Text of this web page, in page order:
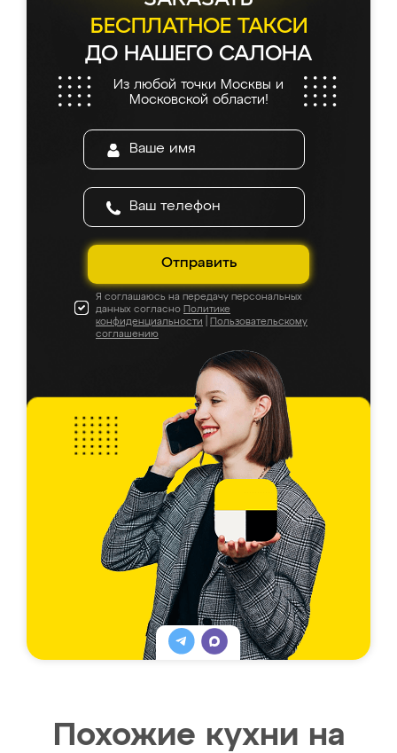
БЕСПЛАТНОЕ ТАКСИ
ДО НАШЕГО САЛОНА
Из любой точки Москвы и
Московской области!
Отправить
Я соглашаюсь на передачу персональных
данных согласно Политике
конфиденциальности
Пользовательскому
соглашению
Похожие кухни на